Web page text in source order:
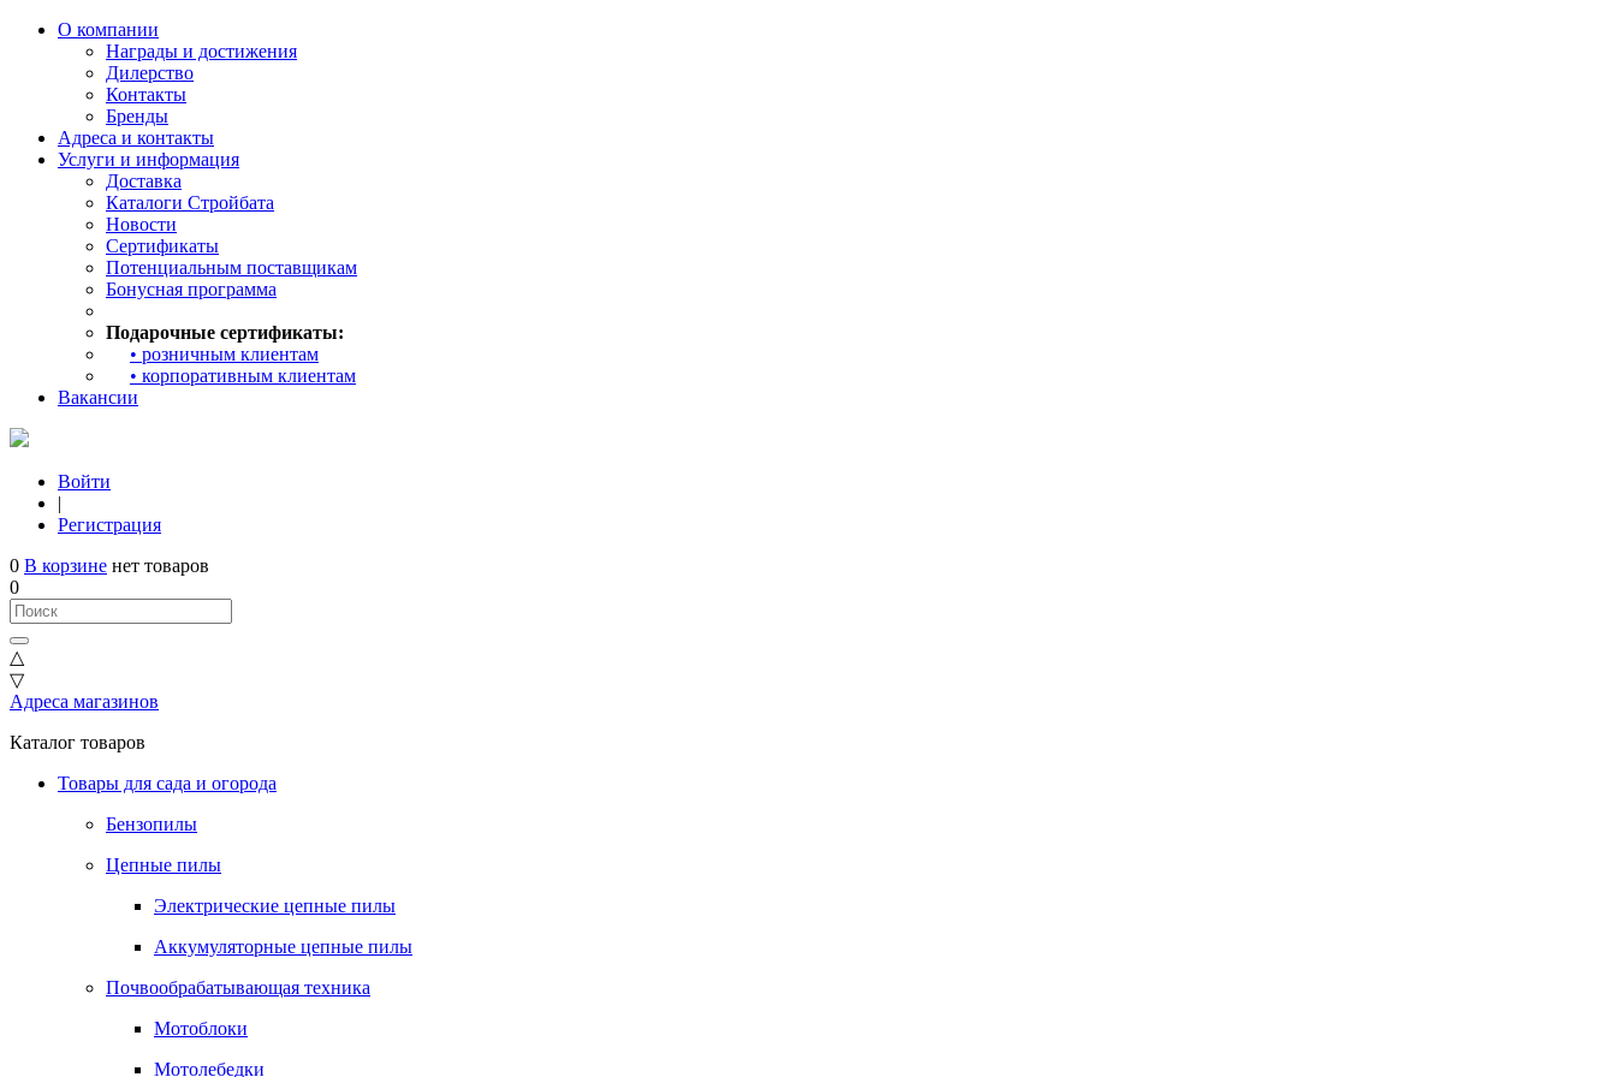
О компании
Награды и достижения
Дилерство
Контакты
Бренды
Адреса и контакты
Услуги и информация
Доставка
Каталоги Стройбата
Новости
Сертификаты
Потенциальным поставщикам
Бонусная программа
Подарочные сертификаты:
• розничным клиентам
• корпоративным клиентам
Вакансии
Войти
|
Регистрация
0 В корзине нет товаров
0
△
▽
Адреса магазинов
Каталог товаров
Товары для сада и огорода
Бензопилы
Цепные пилы
Электрические цепные пилы
Аккумуляторные цепные пилы
Почвообрабатывающая техника
Мотоблоки
Мотолебедки